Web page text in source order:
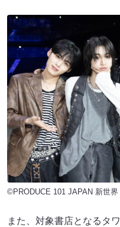
©PRODUCE 101 JAPAN 新世界
また、対象書店となるタ